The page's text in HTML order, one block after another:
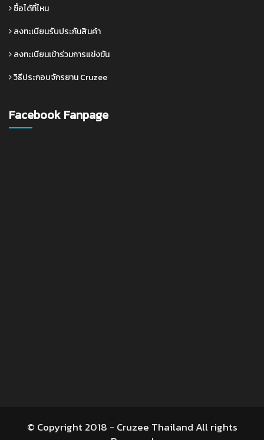
ซื้อได้ที่ไหน
ลงทะเบียนรับประกันสินค้า
ลงทะเบียนเข้าร่วมการแข่งขัน
วิธีประกอบจักรยาน Cruzee
Facebook Fanpage
© Copyright 2018 - Cruzee Thailand All rights